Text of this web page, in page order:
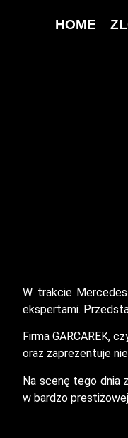
HOME
W trakcie
ekspertami.
Firma GARCAREK,
oraz zaprezentuje
Na scenę tego dnia
w bardzo